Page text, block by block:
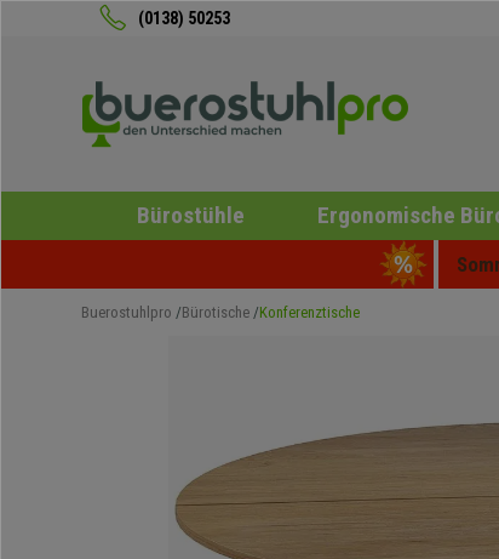
(0138) 50253
Bürostühle Ergonomische
Buerostuhlpro Bürotische Konferenztische